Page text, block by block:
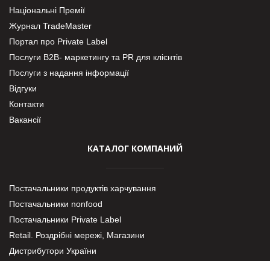
Національні Премії
Журнал TradeMaster
Портал про Private Label
Послуги В2В- маркетингу та PR для клієнтів
Послуги з надання інформації
Відгуки
Контакти
Вакансії
КАТАЛОГ КОМПАНИЙ
Постачальники продуктів харчування
Постачальники nonfood
Постачальники Private Label
Retail. Роздрібні мережі, Магазини
Дистрибутори України